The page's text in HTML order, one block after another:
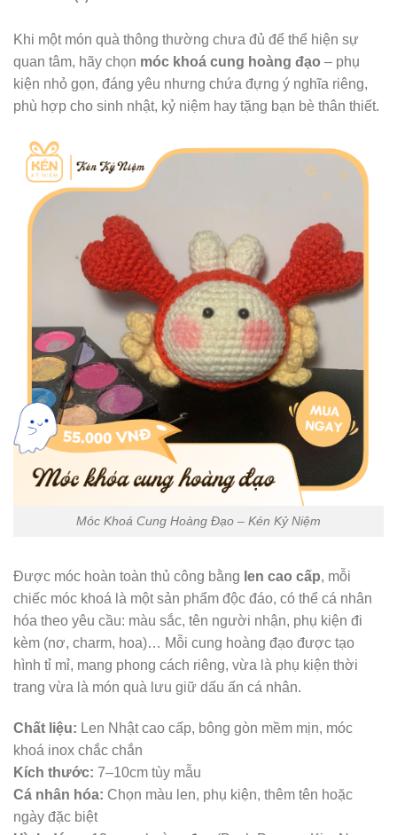
Khi một món quà thông thường chưa đủ để thể hiện sự
quan tâm, hãy chọn móc khoá cung hoàng đạo – phụ
kiện nhỏ gọn, đáng yêu nhưng chứa đựng ý nghĩa riêng,
phù hợp cho sinh nhật, kỷ niệm hay tặng bạn bè thân thiết.
Móc Khoá Cung Hoàng Đạo – Kén Kỷ Niệm
Được móc hoàn toàn thủ công bằng len cao cấp, mỗi
chiếc móc khoá là một sản phẩm độc đáo, có thể cá nhân
hóa theo yêu cầu: màu sắc, tên người nhận, phụ kiện đi
kèm (nơ, charm, hoa)… Mỗi cung hoàng đạo được tạo
hình tỉ mỉ, mang phong cách riêng, vừa là phụ kiện thời
trang vừa là món quà lưu giữ dấu ấn cá nhân.
Chất liệu: Len Nhật cao cấp, bông gòn mềm mịn, móc
khoá inox chắc chắn
Kích thước: 7–10cm tùy mẫu
Cá nhân hóa: Chọn màu len, phụ kiện, thêm tên hoặc
ngày đặc biệt